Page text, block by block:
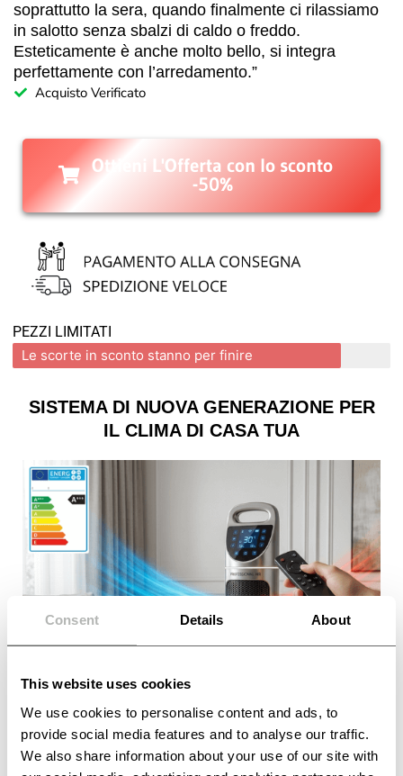
Consent Details About
This website uses cookies
We use cookies to personalise content and ads, to
provide social media features and to analyse our traffic.
We also share information about your use of our site with
soprattutto la sera, quando finalmente ci rilassiamo
in salotto senza sbalzi di caldo o freddo.
Esteticamente è anche molto bello, si integra
perfettamente con l’arredamento.”
Acquisto Verificato
Ottieni L'Offerta con lo sconto
-50%
PEZZI LIMITATI
Le scorte in sconto stanno per finire
SISTEMA DI NUOVA GENERAZIONE PER
IL CLIMA DI CASA TUA